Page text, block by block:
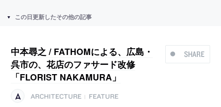
この日更新したその他の記事
SHARE
中本尋之 / FATHOMによる、広島・
呉市の、花店のファサード改修
「FLORIST NAKAMURA」
ARCHITECTURE
FEATURE